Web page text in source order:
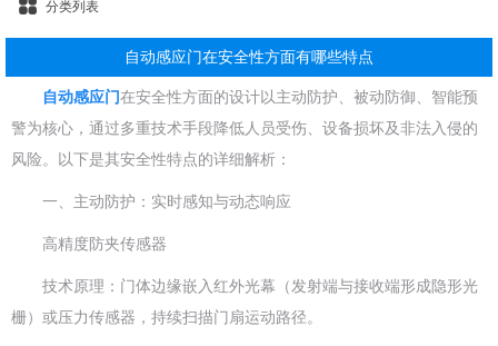
分类列表
自动感应门在安全性方面有哪些特点
自动感应门在安全性方面的设计以主动防护、被动防御、智能预
警为核心，通过多重技术手段降低人员受伤、设备损坏及非法入侵的
风险。以下是其安全性特点的详细解析：
一、主动防护：实时感知与动态响应
高精度防夹传感器
技术原理：门体边缘嵌入红外光幕（发射端与接收端形成隐形光
栅）或压力传感器，持续扫描门扇运动路径。